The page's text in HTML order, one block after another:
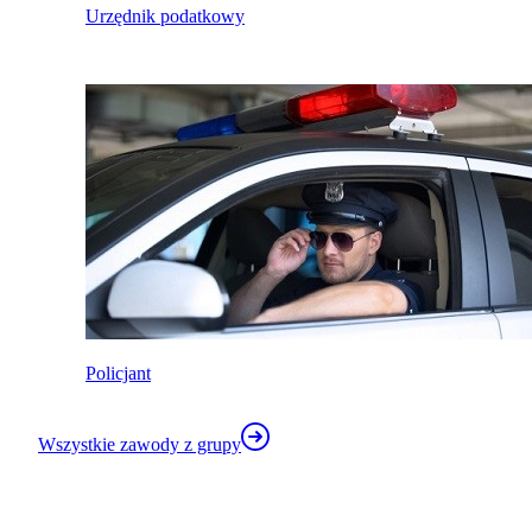
Urzędnik podatkowy
Policjant
Wszystkie zawody z grupy